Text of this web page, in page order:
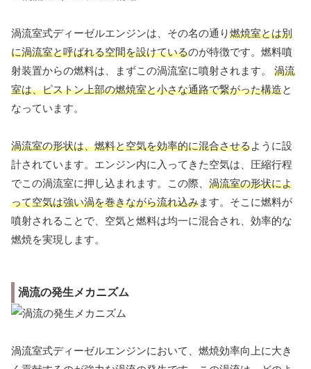
渦流室式ディーゼルエンジンは、その名の通り燃焼室とは別
に渦流室と呼ばれる空間を設けているのが特徴です。燃料噴
射装置からの燃料は、まずこの渦流室に噴射されます。 渦流
室は、ピストン上部の燃焼室と小さな通路で繋がった構造と
なっています。
渦流室の形状は、燃料と空気を効率的に混合させるように設
計されています。エンジン内に入ってきた空気は、圧縮行程
でこの渦流室に押し込まれます。この際、 渦流室の形状によ
って空気は強い渦を巻きながら流れ込みます。そこに燃料が
噴射されることで、空気と燃料は均一に混合され、効率的な
燃焼を実現します。
渦流の発生メカニズム
渦流室式ディーゼルエンジンにおいて、燃焼効率向上に大き